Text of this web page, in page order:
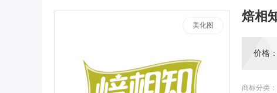
美化图
焙相
价格：
商标分类：